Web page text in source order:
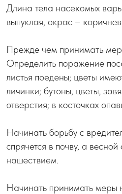
Длина тела насекомых
выпуклая, окрас –
Прежде чем принимать
Определить поражение
листья поедены; цветы
личинки; бутоны, цветы,
отверстия; в косточках
Начинать борьбу с
спрячется в почву, а
нашествием.
Начинать принимать меры